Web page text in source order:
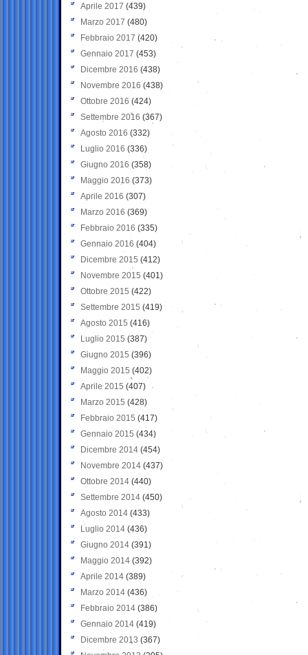
Aprile 2017 (439)
Marzo 2017 (480)
Febbraio 2017 (420)
Gennaio 2017 (453)
Dicembre 2016 (438)
Novembre 2016 (438)
Ottobre 2016 (424)
Settembre 2016 (367)
Agosto 2016 (332)
Luglio 2016 (336)
Giugno 2016 (358)
Maggio 2016 (373)
Aprile 2016 (307)
Marzo 2016 (369)
Febbraio 2016 (335)
Gennaio 2016 (404)
Dicembre 2015 (412)
Novembre 2015 (401)
Ottobre 2015 (422)
Settembre 2015 (419)
Agosto 2015 (416)
Luglio 2015 (387)
Giugno 2015 (396)
Maggio 2015 (402)
Aprile 2015 (407)
Marzo 2015 (428)
Febbraio 2015 (417)
Gennaio 2015 (434)
Dicembre 2014 (454)
Novembre 2014 (437)
Ottobre 2014 (440)
Settembre 2014 (450)
Agosto 2014 (433)
Luglio 2014 (436)
Giugno 2014 (391)
Maggio 2014 (392)
Aprile 2014 (389)
Marzo 2014 (436)
Febbraio 2014 (386)
Gennaio 2014 (419)
Dicembre 2013 (367)